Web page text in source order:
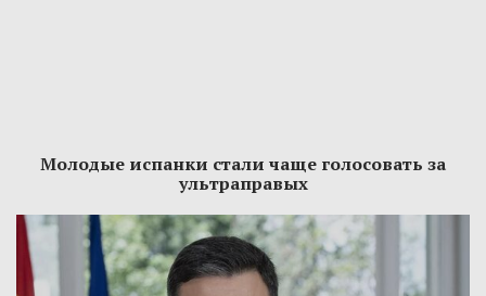
Молодые испанки стали чаще голосовать за
ультраправых